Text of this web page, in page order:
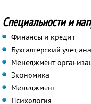
Специальности и
Финансы и кредит
Бухгалтерский учет,
Менеджмент
Экономика
Менеджмент
Психология